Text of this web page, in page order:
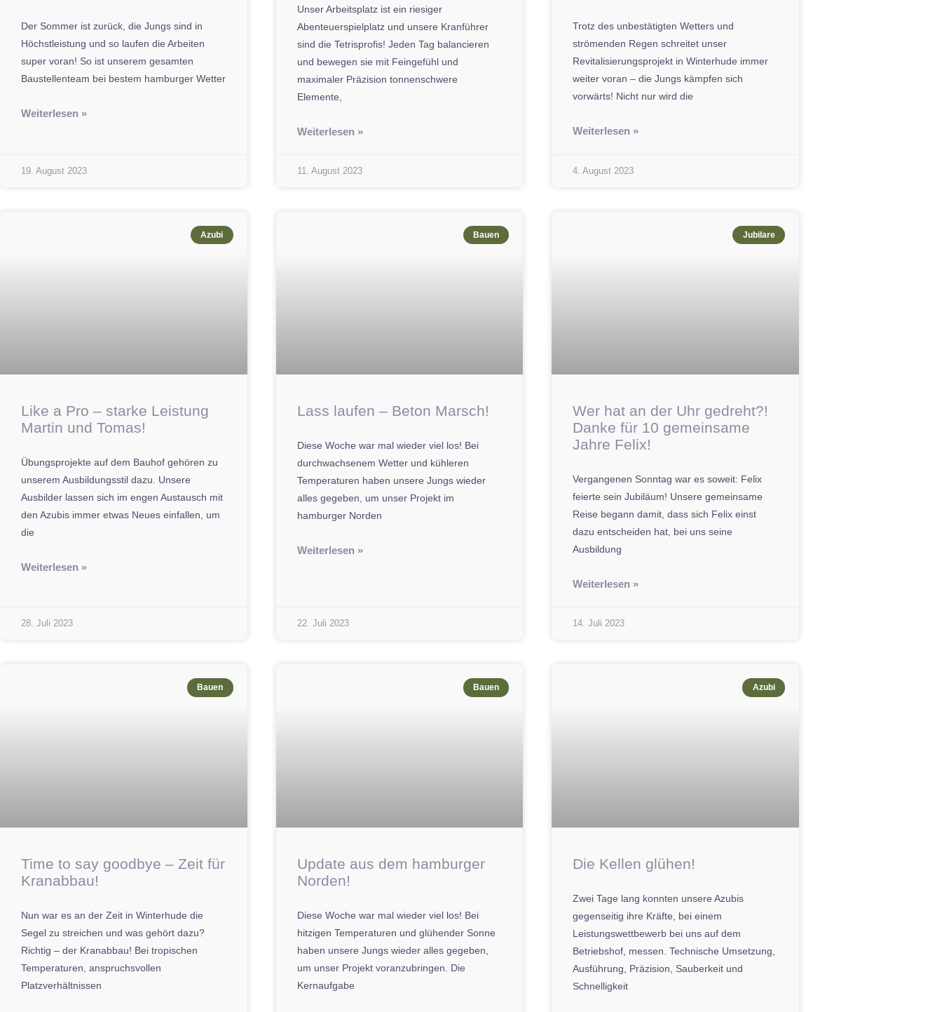
Der Sommer ist zurück, die Jungs sind in
Höchstleistung und so laufen die Arbeiten
super voran! So ist unserem gesamten
Baustellenteam bei bestem hamburger Wetter
Weiterlesen »
19. August 2023
Unser Arbeitsplatz ist ein riesiger
Abenteuerspielplatz und unsere Kranführer
sind die Tetrisprofis! Jeden Tag balancieren
und bewegen sie mit Feingefühl und
maximaler Präzision tonnenschwere
Elemente,
Weiterlesen »
11. August 2023
Trotz des unbestätigten Wetters und
strömenden Regen schreitet unser
Revitalisierungsprojekt in Winterhude immer
weiter voran – die Jungs kämpfen sich
vorwärts! Nicht nur wird die
Weiterlesen »
4. August 2023
Azubi
Like a Pro – starke Leistung
Martin und Tomas!
Übungsprojekte auf dem Bauhof gehören zu
unserem Ausbildungsstil dazu. Unsere
Ausbilder lassen sich im engen Austausch mit
den Azubis immer etwas Neues einfallen, um
die
Weiterlesen »
28. Juli 2023
Bauen
Lass laufen – Beton Marsch!
Diese Woche war mal wieder viel los! Bei
durchwachsenem Wetter und kühleren
Temperaturen haben unsere Jungs wieder
alles gegeben, um unser Projekt im
hamburger Norden
Weiterlesen »
22. Juli 2023
Jubilare
Wer hat an der Uhr gedreht?!
Danke für 10 gemeinsame
Jahre Felix!
Vergangenen Sonntag war es soweit: Felix
feierte sein Jubiläum! Unsere gemeinsame
Reise begann damit, dass sich Felix einst
dazu entscheiden hat, bei uns seine
Ausbildung
Weiterlesen »
14. Juli 2023
Bauen
Time to say goodbye – Zeit für
Kranabbau!
Nun war es an der Zeit in Winterhude die
Segel zu streichen und was gehört dazu?
Richtig – der Kranabbau! Bei tropischen
Temperaturen, anspruchsvollen
Platzverhältnissen
Bauen
Update aus dem hamburger
Norden!
Diese Woche war mal wieder viel los! Bei
hitzigen Temperaturen und glühender Sonne
haben unsere Jungs wieder alles gegeben,
um unser Projekt voranzubringen. Die
Kernaufgabe
Azubi
Die Kellen glühen!
Zwei Tage lang konnten unsere Azubis
gegenseitig ihre Kräfte, bei einem
Leistungswettbewerb bei uns auf dem
Betriebshof, messen. Technische Umsetzung,
Ausführung, Präzision, Sauberkeit und
Schnelligkeit